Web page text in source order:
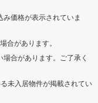
価格が表示されていま
合があります。
合があります。ご了承く
未入居物件が掲載されてい